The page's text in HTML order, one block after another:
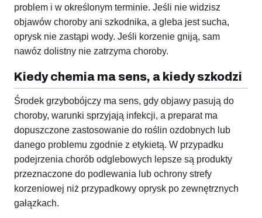
problem i w określonym terminie. Jeśli nie widzisz
objawów choroby ani szkodnika, a gleba jest sucha,
oprysk nie zastąpi wody. Jeśli korzenie gniją, sam
nawóz dolistny nie zatrzyma choroby.
Kiedy chemia ma sens, a kiedy szkodzi
Środek grzybobójczy ma sens, gdy objawy pasują do
choroby, warunki sprzyjają infekcji, a preparat ma
dopuszczone zastosowanie do roślin ozdobnych lub
danego problemu zgodnie z etykietą. W przypadku
podejrzenia chorób odglebowych lepsze są produkty
przeznaczone do podlewania lub ochrony strefy
korzeniowej niż przypadkowy oprysk po zewnętrznych
gałązkach.